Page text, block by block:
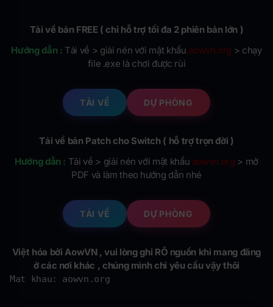
Tải về bản FREE ( chỉ hỗ trợ tối đa 2 phiên bản lớn )
Hướng dẫn : Tải về > giải nén với mật khẩu aowvn.org > chạy
file .exe là chơi được rùi
TẢI VỀ DỰ PHÒNG
Tải về bản Patch cho Switch ( hỗ trợ trọn đời )
Hướng dẫn : Tải về > giải nén với mật khẩu aowvn.org > mở
PDF và làm theo hướng dẫn nhé
TẢI VỀ DỰ PHÒNG
Việt hóa bởi AowVN , vui lòng ghi RÕ nguồn khi mang đăng
ở các nơi khác , chúng mình chỉ yêu cầu vậy thôi
Mat khau: aowvn.org